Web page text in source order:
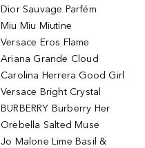
Dior Sauvage Parfém
Miu Miu Miutine
Versace Eros Flame
Ariana Grande Cloud
Carolina Herrera Good Girl
Versace Bright Crystal
BURBERRY Burberry Her
Orebella Salted Muse
Jo Malone Lime Basil &